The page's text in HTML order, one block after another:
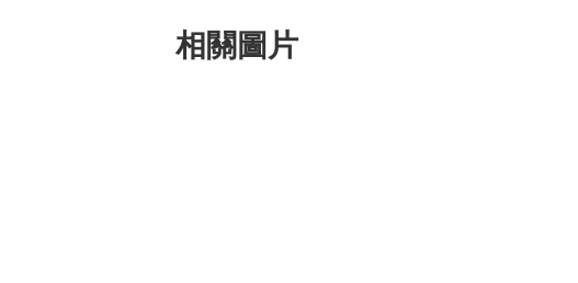
相關圖片